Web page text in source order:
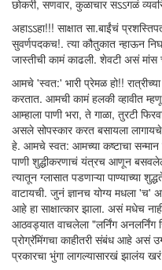
छोकरी, सणवार, कुळाचार सऽऽगळं
अहाऽऽहा!!! साक्षात सा.बाईंचं
सुवर्णपदकच!. त्या कौतुकात न्हाऊन
जास्तीची कामं काढली. शेवटी असं
आमचे 'स्वत:' भारी प्रेमळ हो!!
करतात. आमची कामं हलकी व्हावीत
आम्हाला पाणी भरा, ते गाळा, तुरटी
असले सोपस्कार करत बसायला
हे. आमचे स्वत: आमच्या कष्टाचा सन्मान
पाणी शुद्धीकरणाचं यंत्रच आणून
त्यातून ग्लासात पडणाऱ्या पाण्याच्या
वाटायची. जुनं ज्ञानच योग्य मधला 'च'
आहे हा साक्षात्कार झाला. असं मधेच
आठवड्यात वाचलेला "लर्निंग अनलर्निंग
प्रोग्रॅमिंगचा काहीतरी संबंध आहे असं
प्रकारचा भुंगा लागल्यासारखं झालंय